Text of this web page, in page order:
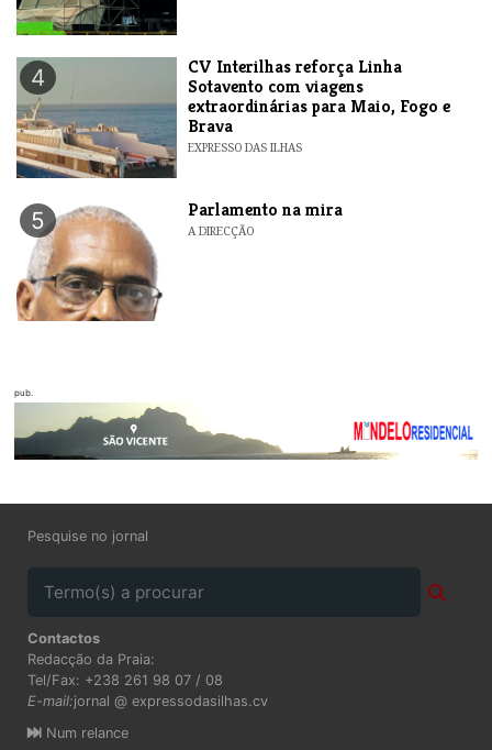
4
​CV Interilhas reforça Linha
Sotavento com viagens
extraordinárias para Maio, Fogo e
Brava
EXPRESSO DAS ILHAS
5 Parlamento na mira
A DIRECÇÃO
pub.
Pesquise no jornal
Contactos
Redacção da Praia:
Tel/Fax: +238 261 98 07 / 08
E-mail:jornal @ expressodasilhas.cv
Num relance